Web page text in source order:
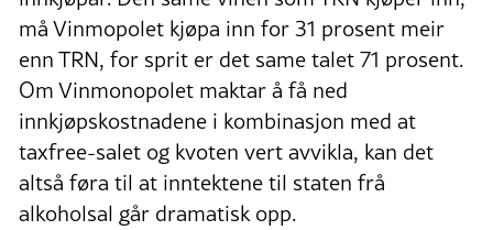
må Vinmopolet kjøpa inn for 31 prosent meir
enn TRN, for sprit er det same talet 71 prosent.
Om Vinmonopolet maktar å få ned
innkjøpskostnadene i kombinasjon med at
taxfree-salet og kvoten vert avvikla, kan det
altså føra til at inntektene til staten frå
alkoholsal går dramatisk opp.